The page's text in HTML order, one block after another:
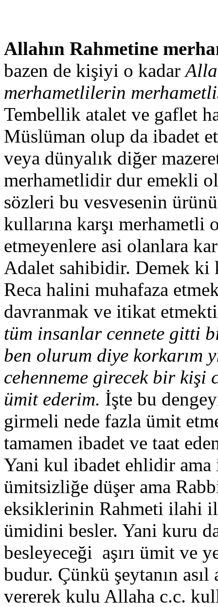
Allahın Rahmetine
bazen de kişiyi o kadar
merhametlilerin
Tembellik atalet ve gaflet
Müslüman olup da ibadet
veya dünyalık diğer
merhametlidir dur emekli
sözleri bu vesvesenin
kullarına karşı
etmeyenlere asi olanlara
Adalet sahibidir. Demek ki
Reca halini muhafaza
davranmak ve itikat
tüm insanlar cennete gitti
ben olurum diye korkarım
cehenneme girecek bir kişi
ümit ederim. İşte bu
girmeli nede fazla ümit
tamamen ibadet ve taat
Yani kul ibadet ehlidir
ümitsizliğe düşer ama
eksiklerinin Rahmeti ilahi
ümidini besler. Yani kuru
besleyeceği aşırı ümit ve
budur. Çünkü şeytanın
vererek kulu Allaha c.c.